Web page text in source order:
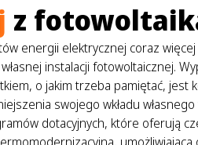
z
energii elektrycznej coraz
instalacji fotowoltaicznej.
o jakim trzeba pamiętać, jest
swojego wkładu
dotacyjnych, które oferują